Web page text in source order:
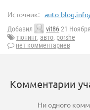
Источник: auto-
Добавил vit8621
тюнинг, авто, porshe
нет комментариев
Комментарии
Ни одного